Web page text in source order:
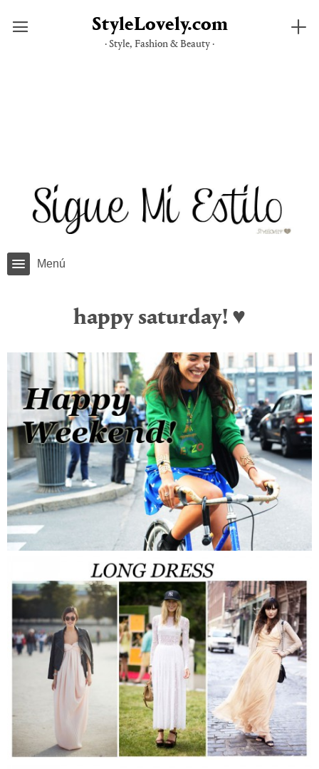
StyleLovely.com
· Style, Fashion & Beauty ·
Menú
happy saturday! ♥